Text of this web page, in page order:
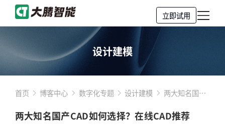
立即试用
设计建模
首页 博客中心 数字化专题 设计建模
两大知名国产
择？在线CAD
两大知名国产CAD如何选择？在线CAD推荐